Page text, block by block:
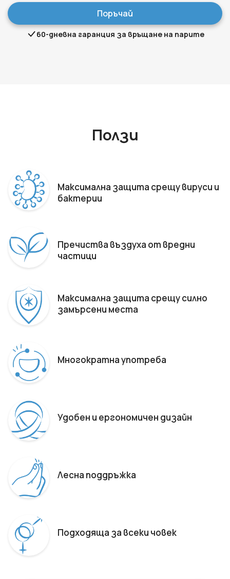
Поръчай
60-дневна гаранция за връщане на парите
Ползи
Максимална защита срещу вируси и
бактерии
Пречиства въздуха от вредни
частици
Максимална защита срещу силно
замърсени места
Многократна употреба
Удобен и ергономичен дизайн
Лесна поддръжка
Подходяща за всеки човек